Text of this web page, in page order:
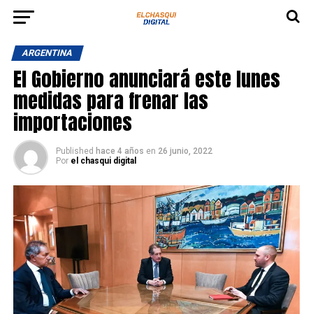
ARGENTINA
El Gobierno anunciará este lunes
medidas para frenar las
importaciones
Published hace 4 años en 26 junio, 2022
Por el chasqui digital